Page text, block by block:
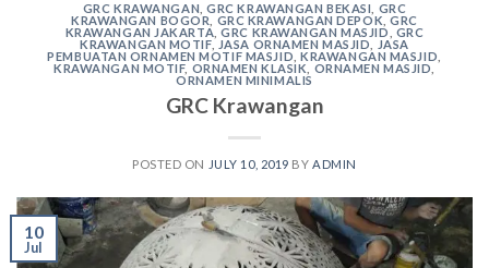
GRC KRAWANGAN ,GRC KRAWANGAN BEKASI
GRC
KRAWANGAN BOGOR
GRC KRAWANGAN DEPOK ,GRC
KRAWANGAN JAKARTA ,GRC KRAWANGAN MASJID
GRC
KRAWANGAN MOTIF, JASA ORNAMEN MASJID
JASA
PEMBUATAN ORNAMEN MOTIF MASJID ,KRAWANGAN MASJID
KRAWANGAN MOTIF, ORNAMEN KLASIK ORNAMEN MASJID
ORNAMEN MINIMALIS
GRC Krawangan
POSTED ON JULY 10, 2019 BYADMIN
10
Jul